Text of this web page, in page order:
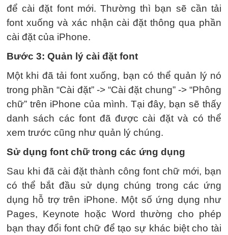
để cài đặt font mới. Thường thì bạn sẽ cần tải
font xuống và xác nhận cài đặt thông qua phần
cài đặt của iPhone.
Bước 3: Quản lý cài đặt font
Một khi đã tải font xuống, bạn có thể quản lý nó
trong phần “Cài đặt” -> “Cài đặt chung” -> “Phông
chữ” trên iPhone của mình. Tại đây, bạn sẽ thấy
danh sách các font đã được cài đặt và có thể
xem trước cũng như quản lý chúng.
Sử dụng font chữ trong các ứng dụng
Sau khi đã cài đặt thành công font chữ mới, bạn
có thể bắt đầu sử dụng chúng trong các ứng
dụng hỗ trợ trên iPhone. Một số ứng dụng như
Pages, Keynote hoặc Word thường cho phép
bạn thay đổi font chữ để tạo sự khác biệt cho tài